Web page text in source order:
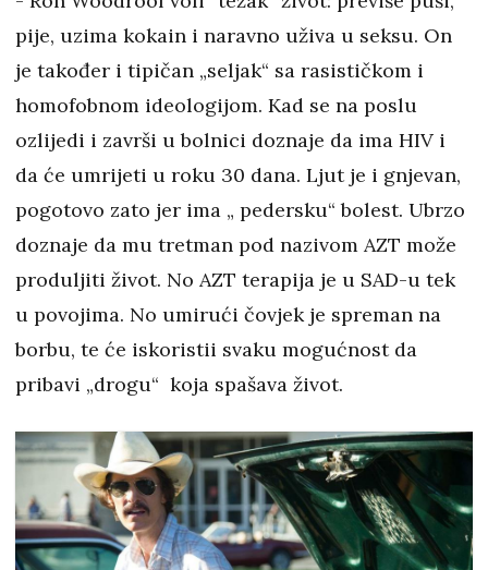
pije, uzima kokain i naravno uživa u seksu. On
je također i tipičan „seljak“ sa rasističkom i
homofobnom ideologijom. Kad se na poslu
ozlijedi i završi u bolnici doznaje da ima HIV i
da će umrijeti u roku 30 dana. Ljut je i gnjevan,
pogotovo zato jer ima „ pedersku“ bolest. Ubrzo
doznaje da mu tretman pod nazivom AZT može
produljiti život. No AZT terapija je u SAD-u tek
u povojima. No umirući čovjek je spreman na
borbu, te će iskoristii svaku mogućnost da
pribavi „drogu“ koja spašava život.